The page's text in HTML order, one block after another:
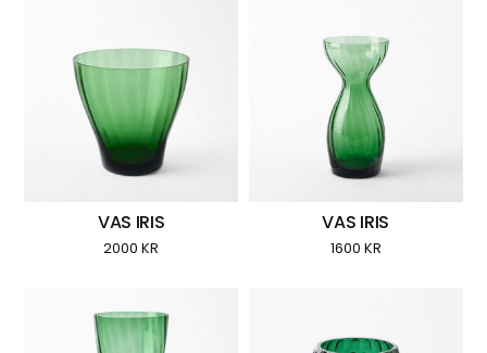
VAS IRIS
2000KR
VAS IRIS
1600 KR